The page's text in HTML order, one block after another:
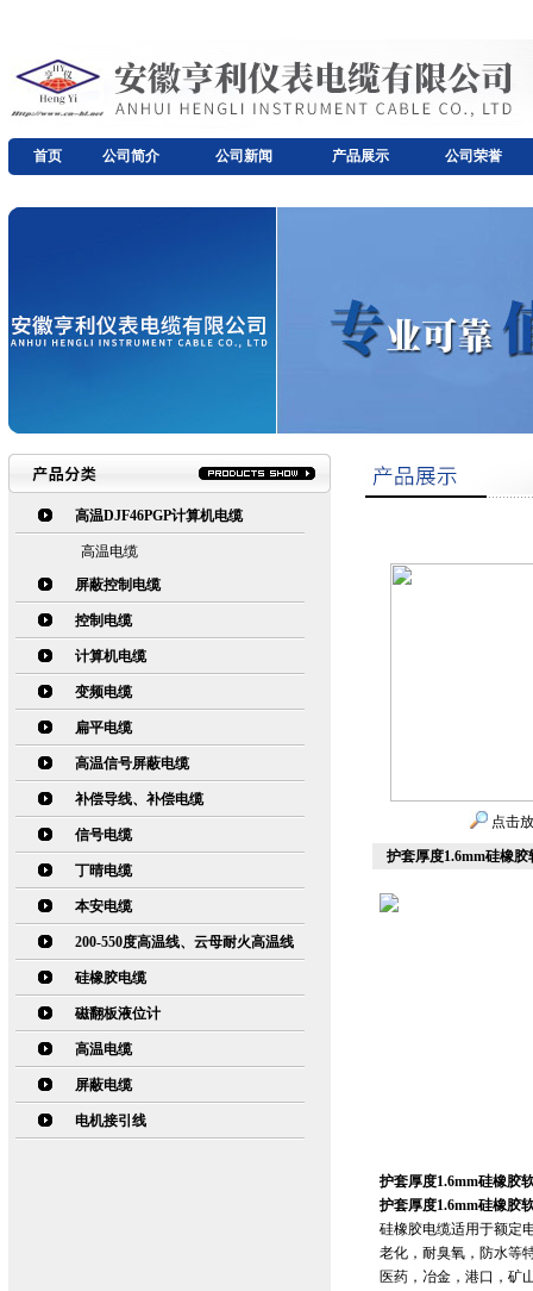
首页 公司简介 公司新闻 产品展示 公司荣誉
高温DJF46PGP计算机电缆
高温电缆
屏蔽控制电缆
控制电缆
计算机电缆
变频电缆
扁平电缆
高温信号屏蔽电缆
补偿导线、补偿电缆
信号电缆
丁晴电缆
本安电缆
200-550度高温线、云母耐火高温线
硅橡胶电缆
磁翻板液位计
高温电缆
屏蔽电缆
电机接引线
点击
护套厚度1.6mm硅橡
护套厚度1.6mm硅橡胶
护套厚度1.6mm硅橡胶
硅橡胶电缆适用于额定
老化，耐臭氧，防水等
医药，冶金，港口，矿